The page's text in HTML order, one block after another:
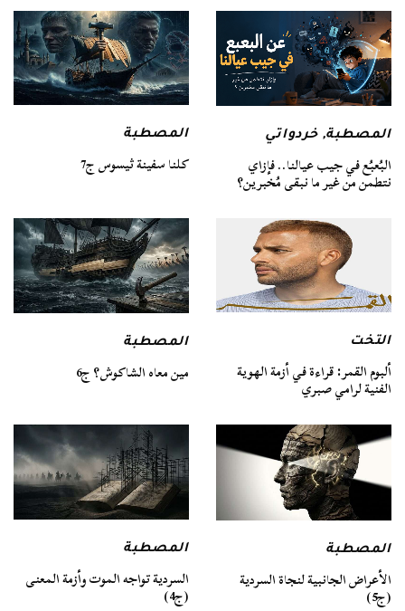
المصطبة,خردواتي
البُعبُع في جيب عيالنا.. فإزاي
نتطمن من غير ما نبقى مُخبرين؟
المصطبة
كلنا سفينة ثيسوس ج7
التخت
ألبوم القمر: قراءة في أزمة الهوية
الفنية لرامي صبري
المصطبة
مين معاه الشاكوش؟ ج6
المصطبة
الأعراض الجانبية لنجاة السردية
(ج5)
المصطبة
السردية تواجه الموت وأزمة المعنى
(ج4)